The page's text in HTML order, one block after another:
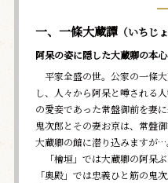
一、一條大蔵譚（いちじ
阿呆の姿に隠した大蔵卿の本心
平家全盛の世。公家の一條
し、人々から阿呆と噂される
の愛妾であった常盤御前を妻
鬼次郎とその妻お京は、常盤
大蔵卿の館に潜り込みますが…
「檜垣」では大蔵卿の阿呆ぶ
「奥殿」では忠義ひと筋の鬼